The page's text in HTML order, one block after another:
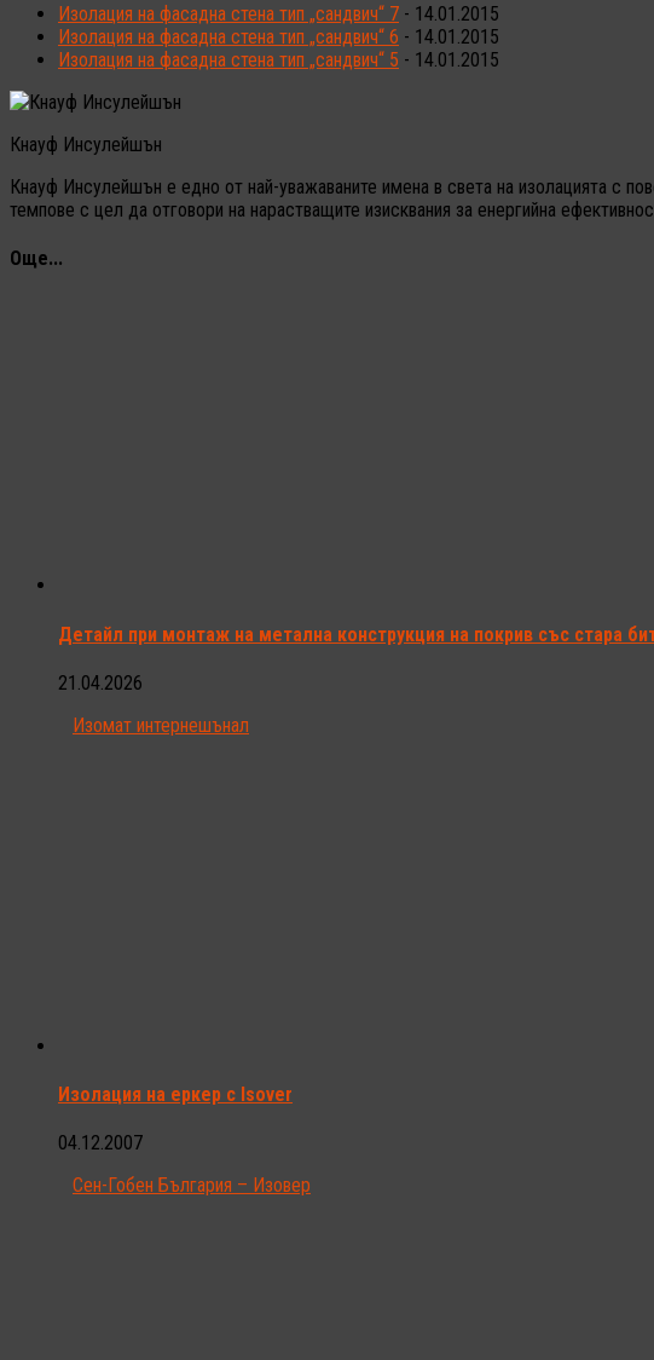
Изолация на фасадна стена тип „сандвич“ 7 - 14.01.2015
Изолация на фасадна стена тип „сандвич“ 6 - 14.01.2015
Изолация на фасадна стена тип „сандвич“ 5 - 14.01.2015
Кнауф Инсулейшън
Кнауф Инсулейшън е едно от най-уважаваните имена в света на изолацията с
темпове с цел да отговори на нарастващите изисквания за енергийна
Още...
Детайл при монтаж на метална конструкция на покрив със стара
21.04.2026
Изомат интернешънал
Изолация на еркер с Isover
04.12.2007
Сен-Гобен България – Изовер